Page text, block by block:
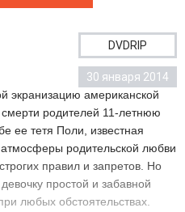
DVDRIP
30 января 2014
экранизацию американской
родителей 11-летнюю
ее тетя Поли, известная
родительской любви
правил и запретов. Но
простой и забавной
любых обстоятельствах.